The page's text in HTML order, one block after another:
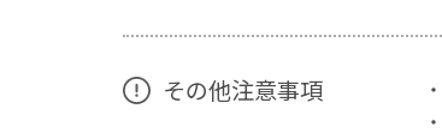
その他注意事項